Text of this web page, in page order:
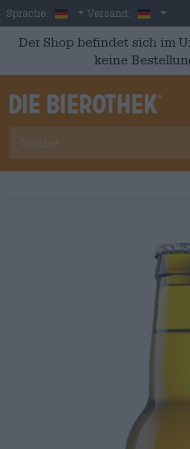
Skip to main content
Sprache: German
Versand:
Der Shop befindet sich im
keine